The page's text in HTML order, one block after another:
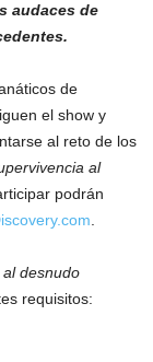
audaces de
de
el show y
al reto de los
al
podrán
desnudo
requisitos: